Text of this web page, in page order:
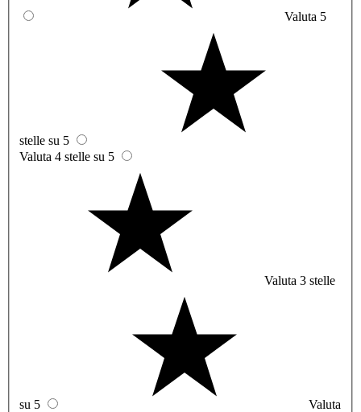
Valuta 5
stelle su 5
Valuta 4 stelle su 5
Valuta 3 stelle
su 5
Valuta